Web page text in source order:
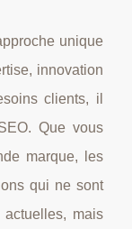
unique
innovation
clients, il
Que vous
marque, les
qui ne sont
actuelles, mais